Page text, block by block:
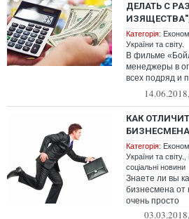
ДЕЛАТЬ С
Категорія:
України та світу.
В фильме
менеджеры в
всех подряд и
посылают. Но
КАК
Категорія:
України та світу.
соціальні новини
Знаете ли вы
бизнесмена от
очень просто